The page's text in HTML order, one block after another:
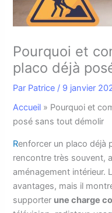
Pourquoi et
placo déjà
Par Patrice / 9 janvier
Accueil » Pourquoi et
posé sans tout démolir
Renforcer un placo déjà
rencontre très souvent,
aménagement intérieur.
avantages, mais il
supporter une charge